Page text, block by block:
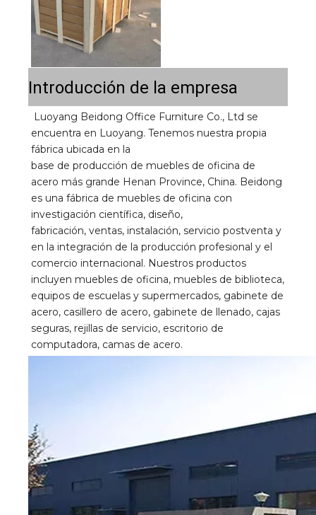
Introducción de la empresa
Luoyang Beidong Office Furniture Co., Ltd se
encuentra en Luoyang. Tenemos nuestra propia
fábrica ubicada en la
base de producción de muebles de oficina de
acero más grande Henan Province, China. Beidong
es una fábrica de muebles de oficina con
investigación científica, diseño,
fabricación, ventas, instalación, servicio postventa y
en la integración de la producción profesional y el
comercio internacional. Nuestros productos
incluyen muebles de oficina, muebles de biblioteca,
equipos de escuelas y supermercados, gabinete de
acero, casillero de acero, gabinete de llenado, cajas
seguras, rejillas de servicio, escritorio de
computadora, camas de acero.